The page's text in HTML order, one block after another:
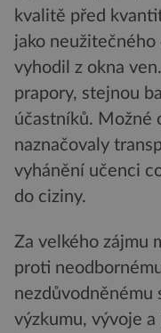
kvalitě před
jako
vyhodil z okna
prapory, stejnou
účastníků. Možné
naznačovaly
vyhánění učenci
do ciziny.
Za velkého zájmu
proti
nezdůvodněnému
výzkumu, vývoje a